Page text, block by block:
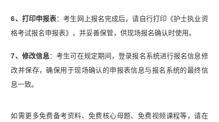
6、打印申报表：考生网上报名完成后，请自行打印《护士执业资
格考试报名申报表》，并妥善保管，供现场报名确认时使用。
7、修改信息：考生可在规定期间，登录报名系统进行报名信息修
改并保存，确保用于现场确认的申报表信息与报名系统的最终信
息一致。
如需更多免费备考资料、免费核心母题、免费视频课程等，请在